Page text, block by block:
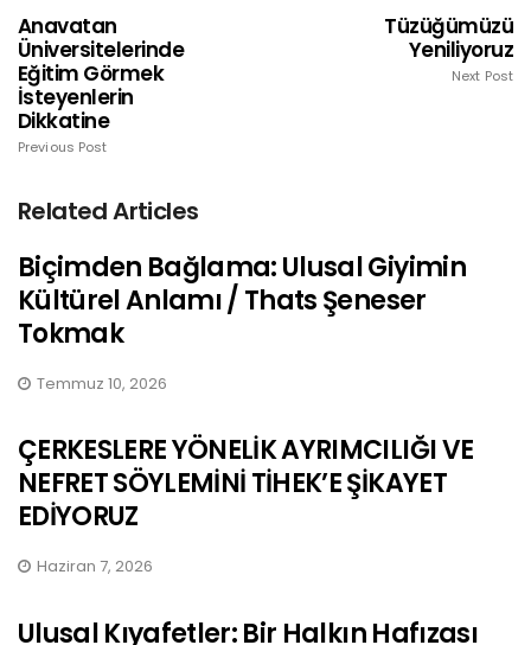
Anavatan
Üniversitelerinde
Eğitim Görmek
İsteyenlerin
Dikkatine
Previous Post
Tüzüğümüzü
Yeniliyoruz
Next Post
Related Articles
Biçimden Bağlama: Ulusal Giyimin
Kültürel Anlamı / Thats Şeneser
Tokmak
Temmuz 10, 2026
ÇERKESLERE YÖNELİK AYRIMCILIĞI VE
NEFRET SÖYLEMİNİ TİHEK’E ŞİKAYET
EDİYORUZ
Haziran 7, 2026
Ulusal Kıyafetler: Bir Halkın Hafızası